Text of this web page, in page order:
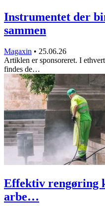
Instrumentet der
sammen
Magaxin • 25.06.26
Artiklen er sponsoreret. I
findes de…
Effektiv rengøring
arbe…